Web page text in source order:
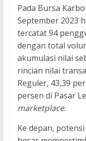
Pada Bursa
September 2023
tercatat 94
dengan total
akumulasi nilai
rincian nilai
Reguler, 43,39
persen di Pasar
marketplace.
Ke depan,